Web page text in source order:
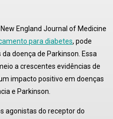
England Journal of Medicine
para diabetes, pode
doença de Parkinson. Essa
a crescentes evidências de
impacto positivo em doenças
e Parkinson.
agonistas do receptor do